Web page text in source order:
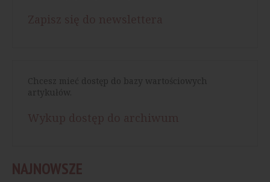
Chcesz mieć dostęp do bazy wartościowych
artykułów.
NAJNOWSZE